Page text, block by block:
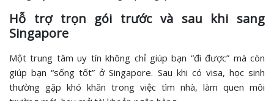
Hỗ trợ trọn gói trước và sau khi sang
Singapore
Một trung tâm uy tín không chỉ giúp bạn “đi được” mà còn
giúp bạn “sống tốt” ở Singapore. Sau khi có visa, học sinh
thường gặp khó khăn trong việc tìm nhà, làm quen môi